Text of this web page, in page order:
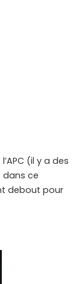
(il y a des
dans ce
debout pour